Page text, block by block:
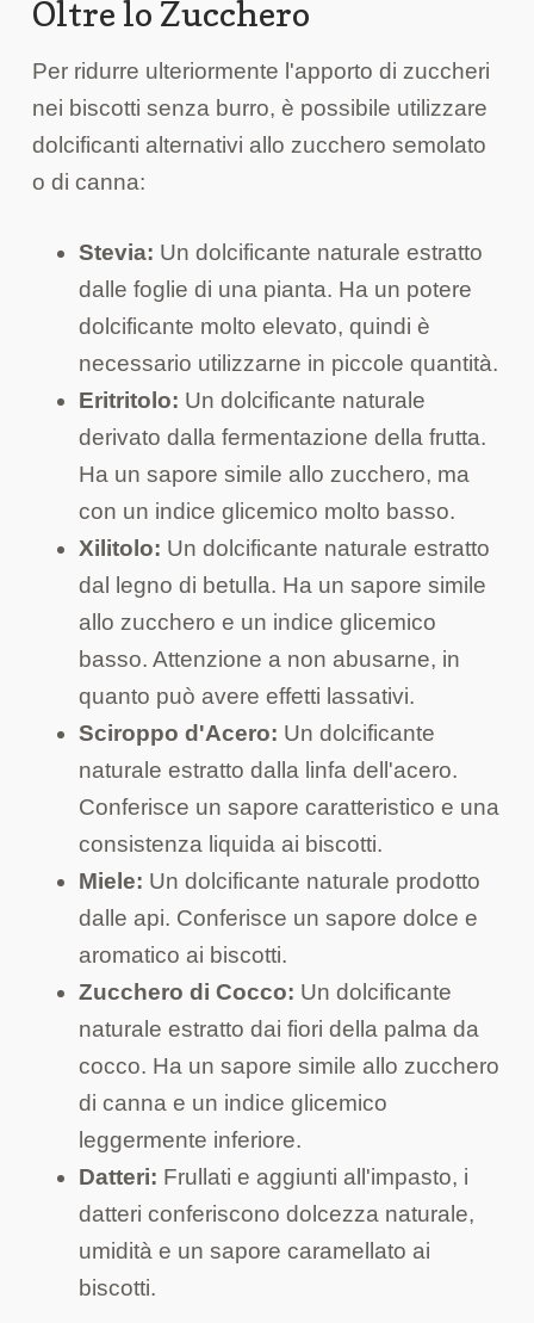
Oltre lo Zucchero
Per ridurre ulteriormente l'apporto di zuccheri
nei biscotti senza burro, è possibile utilizzare
dolcificanti alternativi allo zucchero semolato
o di canna:
Stevia: Un dolcificante naturale estratto
dalle foglie di una pianta. Ha un potere
dolcificante molto elevato, quindi è
necessario utilizzarne in piccole quantità.
Eritritolo: Un dolcificante naturale
derivato dalla fermentazione della frutta.
Ha un sapore simile allo zucchero, ma
con un indice glicemico molto basso.
Xilitolo: Un dolcificante naturale estratto
dal legno di betulla. Ha un sapore simile
allo zucchero e un indice glicemico
basso. Attenzione a non abusarne, in
quanto può avere effetti lassativi.
Sciroppo d'Acero: Un dolcificante
naturale estratto dalla linfa dell'acero.
Conferisce un sapore caratteristico e una
consistenza liquida ai biscotti.
Miele: Un dolcificante naturale prodotto
dalle api. Conferisce un sapore dolce e
aromatico ai biscotti.
Zucchero di Cocco: Un dolcificante
naturale estratto dai fiori della palma da
cocco. Ha un sapore simile allo zucchero
di canna e un indice glicemico
leggermente inferiore.
Datteri: Frullati e aggiunti all'impasto, i
datteri conferiscono dolcezza naturale,
umidità e un sapore caramellato ai
biscotti.